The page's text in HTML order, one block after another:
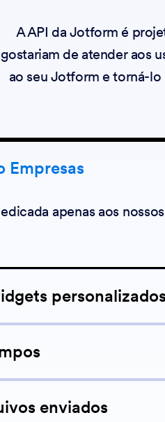
A API da Jotform é
gostariam de atender aos
ao seu Jotform e torná-lo
Empresas
apenas aos
zero ou modificar um
pré-preencher seus
enviados